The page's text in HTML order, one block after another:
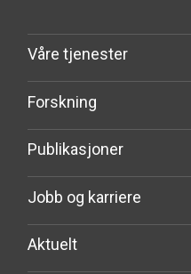
Våre tjenester
Forskning
Publikasjoner
Jobb og karriere
Aktuelt